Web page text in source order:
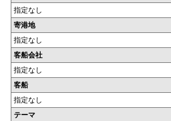
指定なし
寄港地
指定なし
客船会社
指定なし
客船
指定なし
テーマ